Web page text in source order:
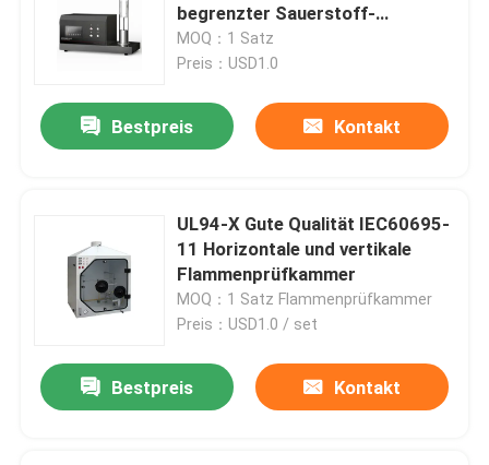
begrenzter Sauerstoff-
ISO4589-2
MOQ：1 Satz
Preis：USD1.0
Bestpreis Kontakt
UL94-X Gute Qualität IEC60695-
11 Horizontale und vertikale
Flammenprüfkammer
MOQ：1 Satz Flammenprüfkammer
Preis：USD1.0 / set
Bestpreis Kontakt